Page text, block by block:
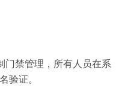
门禁管理，所有人员在系
验证。